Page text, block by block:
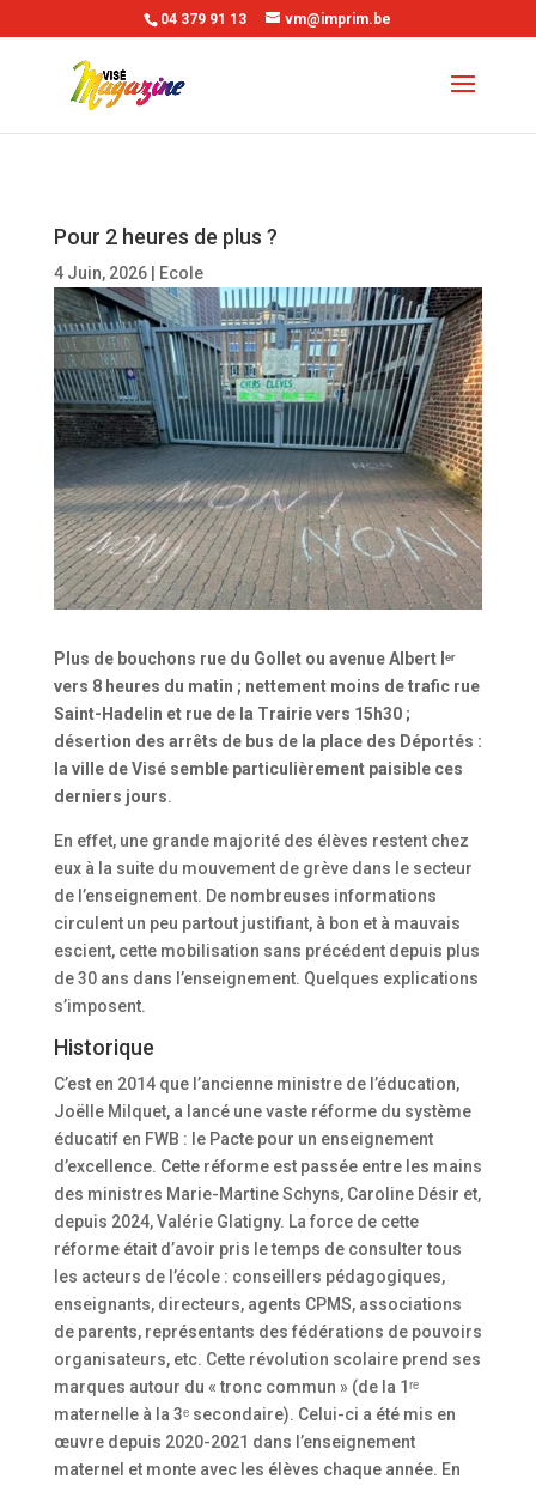
04 379 91 13 vm@imprim.be
Pour 2 heures de plus ?
4 Juin, 2026| Ecole
Plus de bouchons rue du Gollet ou avenue Albert Iᵉʳ
vers 8 heures du matin ; nettement moins de trafic rue
Saint-Hadelin et rue de la Trairie vers 15h30 ;
désertion des arrêts de bus de la place des Déportés :
la ville de Visé semble particulièrement paisible ces
derniers jours.
En effet, une grande majorité des élèves restent chez
eux à la suite du mouvement de grève dans le secteur
de l’enseignement. De nombreuses informations
circulent un peu partout justifiant, à bon et à mauvais
escient, cette mobilisation sans précédent depuis plus
de 30 ans dans l’enseignement. Quelques explications
s’imposent.
Historique
C’est en 2014 que l’ancienne ministre de l’éducation,
Joëlle Milquet, a lancé une vaste réforme du système
éducatif en FWB : le Pacte pour un enseignement
d’excellence. Cette réforme est passée entre les mains
des ministres Marie-Martine Schyns, Caroline Désir et,
depuis 2024, Valérie Glatigny. La force de cette
réforme était d’avoir pris le temps de consulter tous
les acteurs de l’école : conseillers pédagogiques,
enseignants, directeurs, agents CPMS, associations
de parents, représentants des fédérations de pouvoirs
organisateurs, etc. Cette révolution scolaire prend ses
marques autour du « tronc commun » (de la 1ʳᵉ
maternelle à la 3ᵉ secondaire). Celui-ci a été mis en
œuvre depuis 2020-2021 dans l’enseignement
maternel et monte avec les élèves chaque année. En